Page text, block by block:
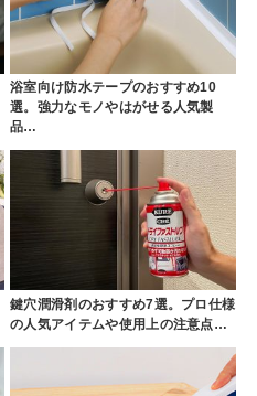
浴室向け防水テープのおすすめ10
選。強力なモノやはがせる人気製
品…
鍵穴潤滑剤のおすすめ7選。プロ仕様
の人気アイテムや使用上の注意点…